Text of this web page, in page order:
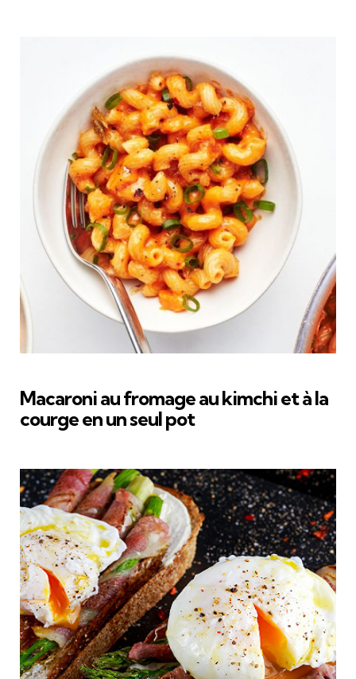
Macaroni au fromage au kimchi et à la
courge en un seul pot